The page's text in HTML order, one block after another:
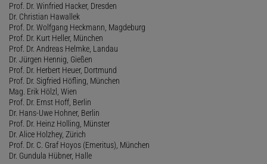
Prof. Dr. Winfried Hacker, Dresden
Dr. Christian Hawallek
Prof. Dr. Wolfgang Heckmann, Magdeburg
Prof. Dr. Kurt Heller, München
Prof. Dr. Andreas Helmke, Landau
Dr. Jürgen Hennig, Gießen
Prof. Dr. Herbert Heuer, Dortmund
Prof. Dr. Sigfried Höfling, München
Mag. Erik Hölzl, Wien
Prof. Dr. Ernst Hoff, Berlin
Dr. Hans-Uwe Hohner, Berlin
Prof. Dr. Heinz Holling, Münster
Dr. Alice Holzhey, Zürich
Prof. Dr. C. Graf Hoyos (Emeritus), München
Dr. Gundula Hübner, Halle